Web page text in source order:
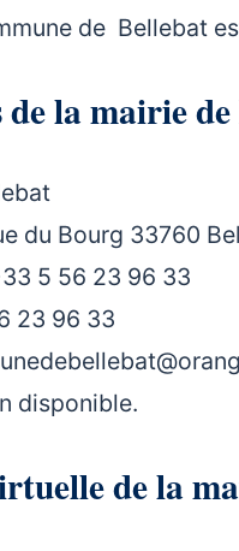
de Bellebat
de la mairie
du Bourg 33760
5 56 23 96 33
23 96 33
disponible.
de la